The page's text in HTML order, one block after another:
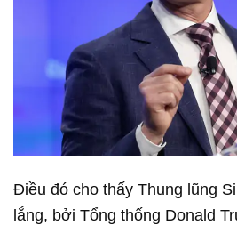
Điều đó cho thấy Thung lũng
lắng, bởi Tổng thống Donald